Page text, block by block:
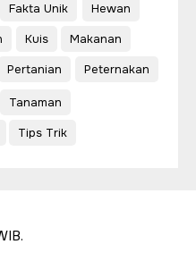
Fakta Unik
Hewan
Kuis
Makanan
Pertanian Peternakan
Tanaman
Tips Trik